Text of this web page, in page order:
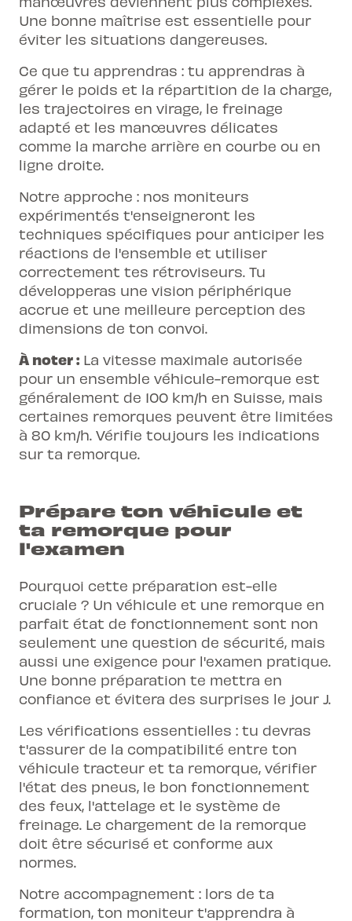
Une bonne maîtrise est essentielle pour
éviter les situations dangereuses.
Ce que tu apprendras : tu apprendras à
gérer le poids et la répartition de la charge,
les trajectoires en virage, le freinage
adapté et les manœuvres délicates
comme la marche arrière en courbe ou en
ligne droite.
Notre approche : nos moniteurs
expérimentés t'enseigneront les
techniques spécifiques pour anticiper les
réactions de l'ensemble et utiliser
correctement tes rétroviseurs. Tu
développeras une vision périphérique
accrue et une meilleure perception des
dimensions de ton convoi.
À noter : La vitesse maximale autorisée
pour un ensemble véhicule-remorque est
généralement de 100 km/h en Suisse, mais
certaines remorques peuvent être limitées
à 80 km/h. Vérifie toujours les indications
sur ta remorque.
Prépare ton véhicule et
ta remorque pour
l'examen
Pourquoi cette préparation est-elle
cruciale ? Un véhicule et une remorque en
parfait état de fonctionnement sont non
seulement une question de sécurité, mais
aussi une exigence pour l'examen pratique.
Une bonne préparation te mettra en
confiance et évitera des surprises le jour J.
Les vérifications essentielles : tu devras
t'assurer de la compatibilité entre ton
véhicule tracteur et ta remorque, vérifier
l'état des pneus, le bon fonctionnement
des feux, l'attelage et le système de
freinage. Le chargement de la remorque
doit être sécurisé et conforme aux
normes.
Notre accompagnement : lors de ta
formation, ton moniteur t'apprendra à